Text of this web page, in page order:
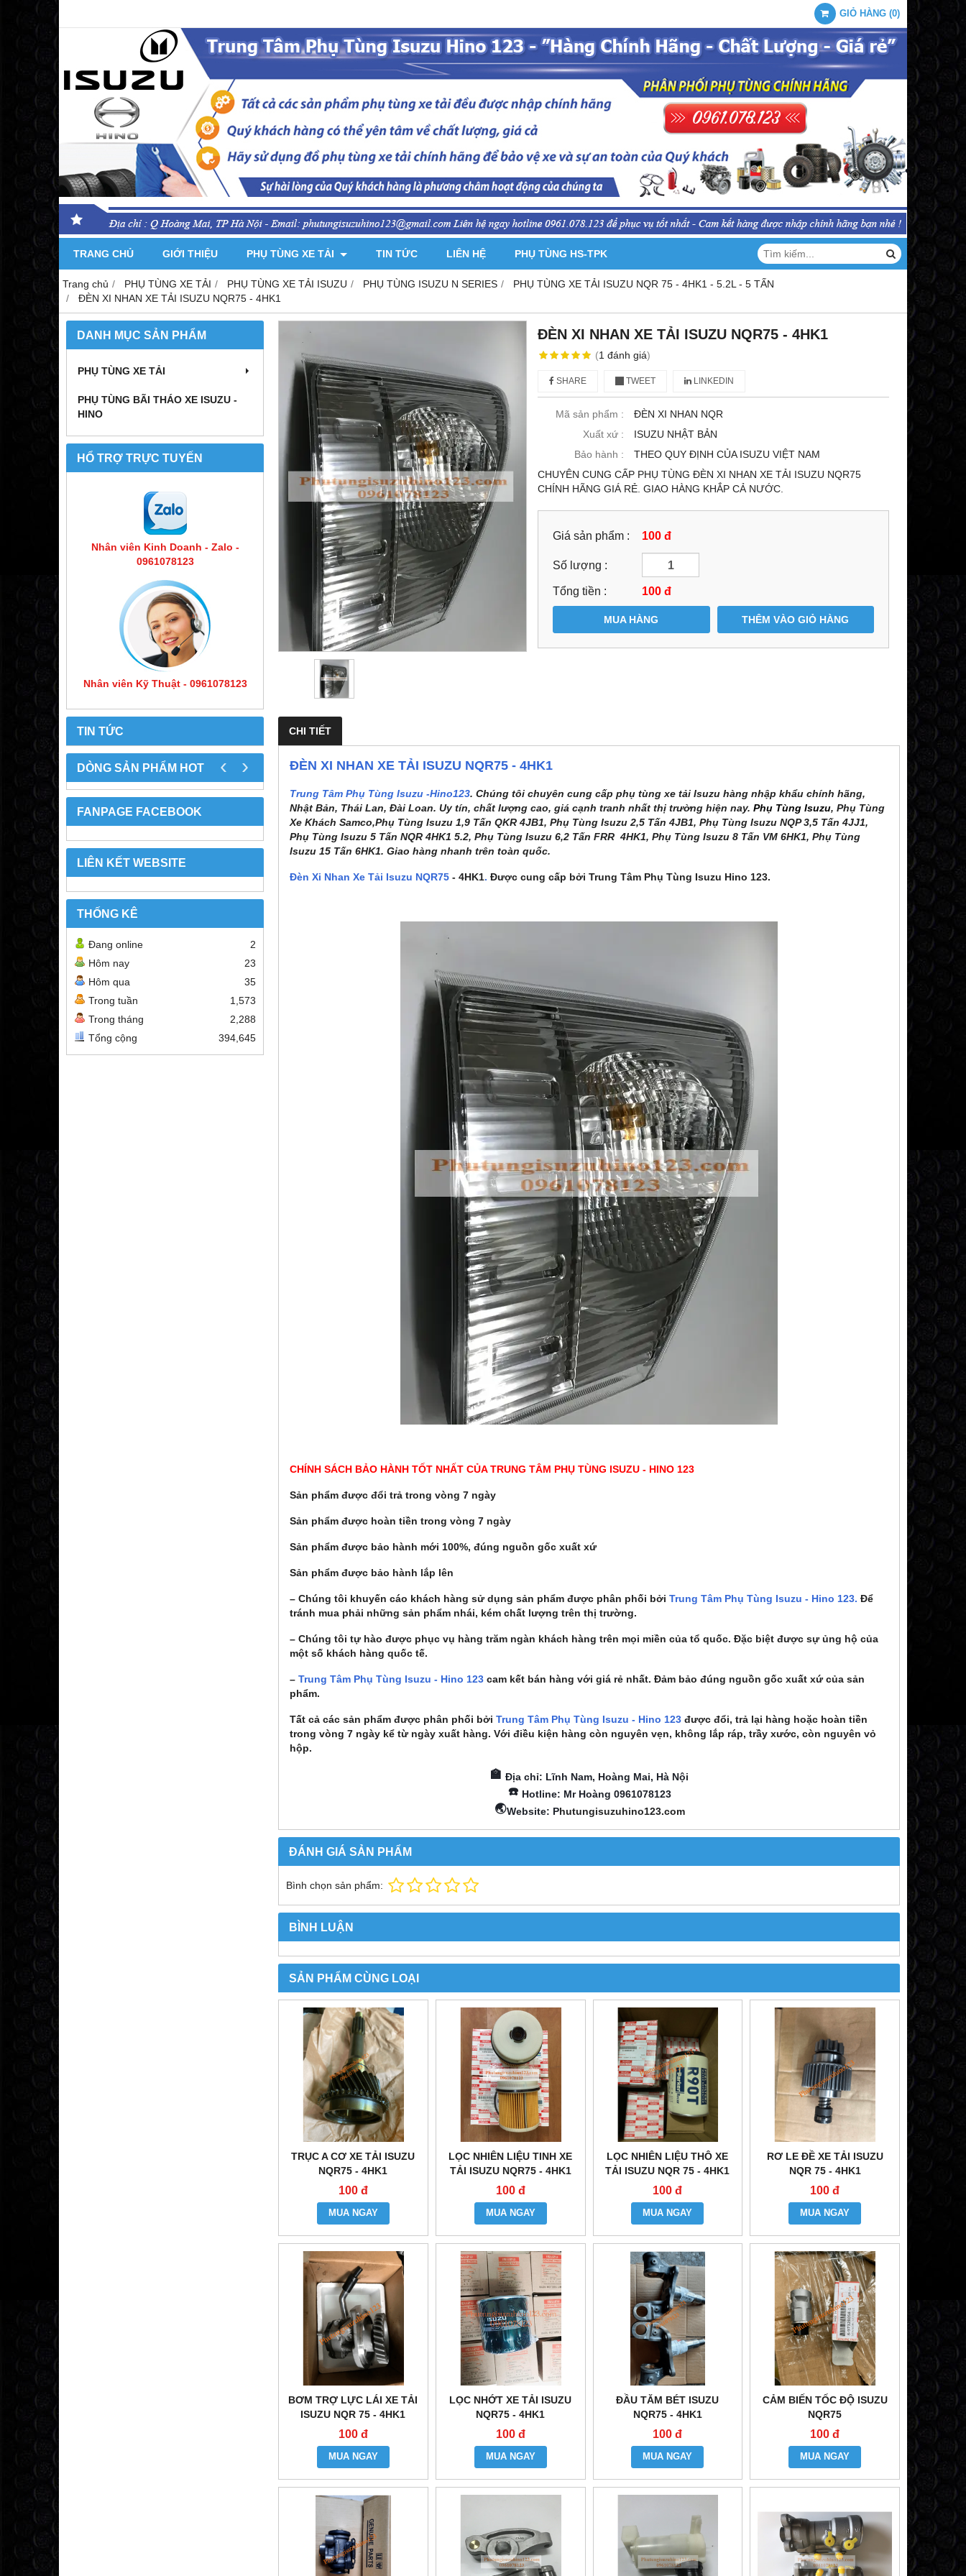
GIỎ HÀNG (0)
TRANG CHỦ GIỚI THIỆU PHỤ TÙNG XE TẢI TIN TỨC LIÊN HỆ PHỤ TÙNG HS-TPK
Trang chủ PHỤ TÙNG XE TẢI PHỤ TÙNG XE TẢI ISUZU PHỤ TÙNG ISUZU N SERIES
PHỤ TÙNG XE TẢI ISUZU NQR 75 - 4HK1 - 5.2L - 5 TẤN
ĐÈN XI NHAN XE TẢI ISUZU NQR75 - 4HK1
DANH MỤC SẢN PHẨM
PHỤ TÙNG XE TẢI
PHỤ TÙNG BÃI THÁO XE ISUZU -
HINO
HỔ TRỢ TRỰC TUYẾN
Nhân viên Kinh Doanh - Zalo -
0961078123
Nhân viên Kỹ Thuật - 0961078123
TIN TỨC
DÒNG SẢN PHẨM HOT ‹ ›
FANPAGE FACEBOOK
LIÊN KẾT WEBSITE
THỐNG KÊ
Đang online
2
Hôm nay
23
Hôm qua
35
Trong tuần
1,573
Trong tháng
2,288
Tổng cộng
394,645
ĐÈN XI NHAN XE TẢI ISUZU NQR75 - 4HK1
(1 đánh giá)
SHARE TWEET LINKEDIN
Mã sản phẩm :
ĐÈN XI NHAN NQR
Xuất xứ :
ISUZU NHẬT BẢN
Bảo hành :
THEO QUY ĐỊNH CỦA ISUZU VIỆT NAM
CHUYÊN CUNG CẤP PHỤ TÙNG ĐÈN XI NHAN XE TẢI ISUZU NQR75
CHÍNH HÃNG GIÁ RẺ. GIAO HÀNG KHẮP CẢ NƯỚC.
Giá sản phẩm : 100 đ
Số lượng :
Tổng tiền : 100 đ
MUA HÀNG THÊM VÀO GIỎ HÀNG
CHI TIẾT
ĐÈN XI NHAN XE TẢI ISUZU NQR75 - 4HK1
Trung Tâm Phụ Tùng Isuzu -Hino123. Chúng tôi chuyên cung cấp phụ tùng xe tải Isuzu hàng nhập khẩu chính hãng,
Nhật Bản, Thái Lan, Đài Loan. Uy tín, chất lượng cao, giá cạnh tranh nhất thị trường hiện nay. Phụ Tùng Isuzu, Phụ Tùng
Xe Khách Samco,Phụ Tùng Isuzu 1,9 Tấn QKR 4JB1, Phụ Tùng Isuzu 2,5 Tấn 4JB1, Phụ Tùng Isuzu NQP 3,5 Tấn 4JJ1,
Phụ Tùng Isuzu 5 Tấn NQR 4HK1 5.2, Phụ Tùng Isuzu 6,2 Tấn FRR 4HK1, Phụ Tùng Isuzu 8 Tấn VM 6HK1, Phụ Tùng
Isuzu 15 Tấn 6HK1. Giao hàng nhanh trên toàn quốc.
Đèn Xi Nhan Xe Tải Isuzu NQR75 - 4HK1. Được cung cấp bởi Trung Tâm Phụ Tùng Isuzu Hino 123.
CHÍNH SÁCH BẢO HÀNH TỐT NHẤT CỦA TRUNG TÂM PHỤ TÙNG ISUZU - HINO 123
Sản phẩm được đổi trả trong vòng 7 ngày
Sản phẩm được hoàn tiền trong vòng 7 ngày
Sản phẩm được bảo hành mới 100%, đúng nguồn gốc xuất xứ
Sản phẩm được bảo hành lắp lên
– Chúng tôi khuyến cáo khách hàng sử dụng sản phẩm được phân phối bởi Trung Tâm Phụ Tùng Isuzu - Hino 123. Để
tránh mua phải những sản phẩm nhái, kém chất lượng trên thị trường.
– Chúng tôi tự hào được phục vụ hàng trăm ngàn khách hàng trên mọi miền của tổ quốc. Đặc biệt được sự ủng hộ của
một số khách hàng quốc tế.
– Trung Tâm Phụ Tùng Isuzu - Hino 123 cam kết bán hàng với giá rẻ nhất. Đảm bảo đúng nguồn gốc xuất xứ của sản
phẩm.
Tất cả các sản phẩm được phân phối bởi Trung Tâm Phụ Tùng Isuzu - Hino 123 được đổi, trả lại hàng hoặc hoàn tiền
trong vòng 7 ngày kể từ ngày xuất hàng. Với điều kiện hàng còn nguyên vẹn, không lắp ráp, trầy xước, còn nguyên vỏ
hộp.
🏫 Địa chỉ: Lĩnh Nam, Hoàng Mai, Hà Nội
☎️ Hotline: Mr Hoàng 0961078123
🌏Website: Phutungisuzuhino123.com
ĐÁNH GIÁ SẢN PHẨM
Bình chọn sản phẩm:
BÌNH LUẬN
SẢN PHẨM CÙNG LOẠI
TRỤC A CƠ XE TẢI ISUZU
NQR75 - 4HK1
100 đ
MUA NGAY
LỌC NHIÊN LIỆU TINH XE
TẢI ISUZU NQR75 - 4HK1
100 đ
MUA NGAY
LỌC NHIÊN LIỆU THÔ XE
TẢI ISUZU NQR 75 - 4HK1
100 đ
MUA NGAY
RƠ LE ĐỀ XE TẢI ISUZU
NQR 75 - 4HK1
100 đ
MUA NGAY
BƠM TRỢ LỰC LÁI XE TẢI
ISUZU NQR 75 - 4HK1
100 đ
MUA NGAY
LỌC NHỚT XE TẢI ISUZU
NQR75 - 4HK1
100 đ
MUA NGAY
ĐẦU TĂM BÉT ISUZU
NQR75 - 4HK1
100 đ
MUA NGAY
CẢM BIẾN TỐC ĐỘ ISUZU
NQR75
100 đ
MUA NGAY